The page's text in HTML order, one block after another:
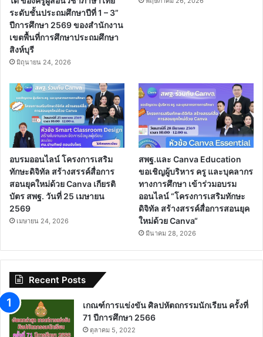
ระดับชั้นประถมศึกษาปีที่ 1 – 3”
ปีการศึกษา 2569 ของสำนักงาน
เขตพื้นที่การศึกษาประถมศึกษา
สิงห์บุรี
มิถุนายน 24, 2026
อบรมออนไลน์ โครงการเสริม
ทักษะดิจิทัล สร้างสรรค์สื่อการ
สอนยุคใหม่ด้วย Canva เกียรติ
บัตร สพฐ. วันที่ 25 เมษายน
2569
เมษายน 24, 2026
สพฐ.และ Canva Education
ขอเชิญผู้บริหาร ครู และบุคลากร
ทางการศึกษา เข้าร่วมอบรม
ออนไลน์ “โครงการเสริมทักษะ
ดิจิทัล สร้างสรรค์สื่อการสอนยุค
ใหม่ด้วย Canva“
มีนาคม 28, 2026
Recent Posts
เกณฑ์การแข่งขัน ศิลปหัตถกรรมนักเรียน ครั้งที่
71 ปีการศึกษา 2566
ตุลาคม 5, 2022